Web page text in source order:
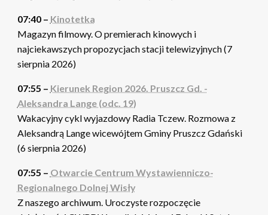
07:40 – Kinotetka
Magazyn filmowy. O premierach kinowych i
najciekawszych propozycjach stacji telewizyjnych (7
sierpnia 2026)
07:55 – Kierunek Region 2026. Pruszcz Gd. -
Aleksandra Lange (odc. 19)
Wakacyjny cykl wyjazdowy Radia Tczew. Rozmowa z
Aleksandrą Lange wicewójtem Gminy Pruszcz Gdański
(6 sierpnia 2026)
07:55 – Otwarcie Centrum Wystawienniczo-
Regionalnego Dolnej Wisły
Z naszego archiwum. Uroczyste rozpoczęcie